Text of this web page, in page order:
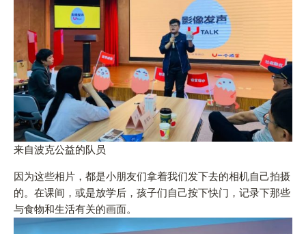
来自波克公益的队员
因为这些相片，都是小朋友们拿着我们发下去的相机自己拍摄
的。在课间，或是放学后，孩子们自己按下快门，记录下那些
与食物和生活有关的画面。